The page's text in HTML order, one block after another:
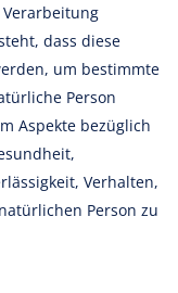
dass diese
um bestimmte
Person
Aspekte bezüglich
Verhalten,
Person zu